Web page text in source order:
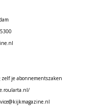
zelf je abonnementszaken